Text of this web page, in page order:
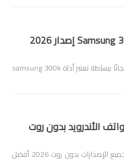
تحميل أداة Samsung 300K Tool إصدار 2026
تنزيل أداة Samsung 300K Tool إصدار 2025مجانًا ببساطة تعتبر أداة samsung 300k
الأندرويد بدون روت
تجميعية لأفضل أدوات تعريب هواتف الأندرويد جميع الإصدارات بدون روت 2026 أفضل